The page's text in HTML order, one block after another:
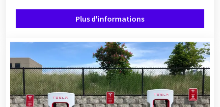
Plus d'informations